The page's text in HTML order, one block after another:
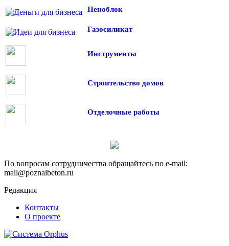
Пеноблок
Газосиликат
Инструменты
Строительство домов
Отделочные работы
По вопросам сотрудничества обращайтесь по e-mail:
mail@poznaibeton.ru
Редакция
Контакты
О проекте